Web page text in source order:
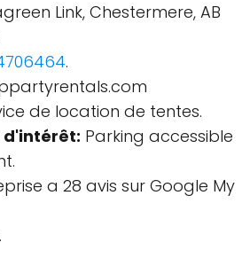
Link, Chestermere, AB
.
de location de tentes.
d'intérêt: Parking accessible
a 28 avis sur Google My